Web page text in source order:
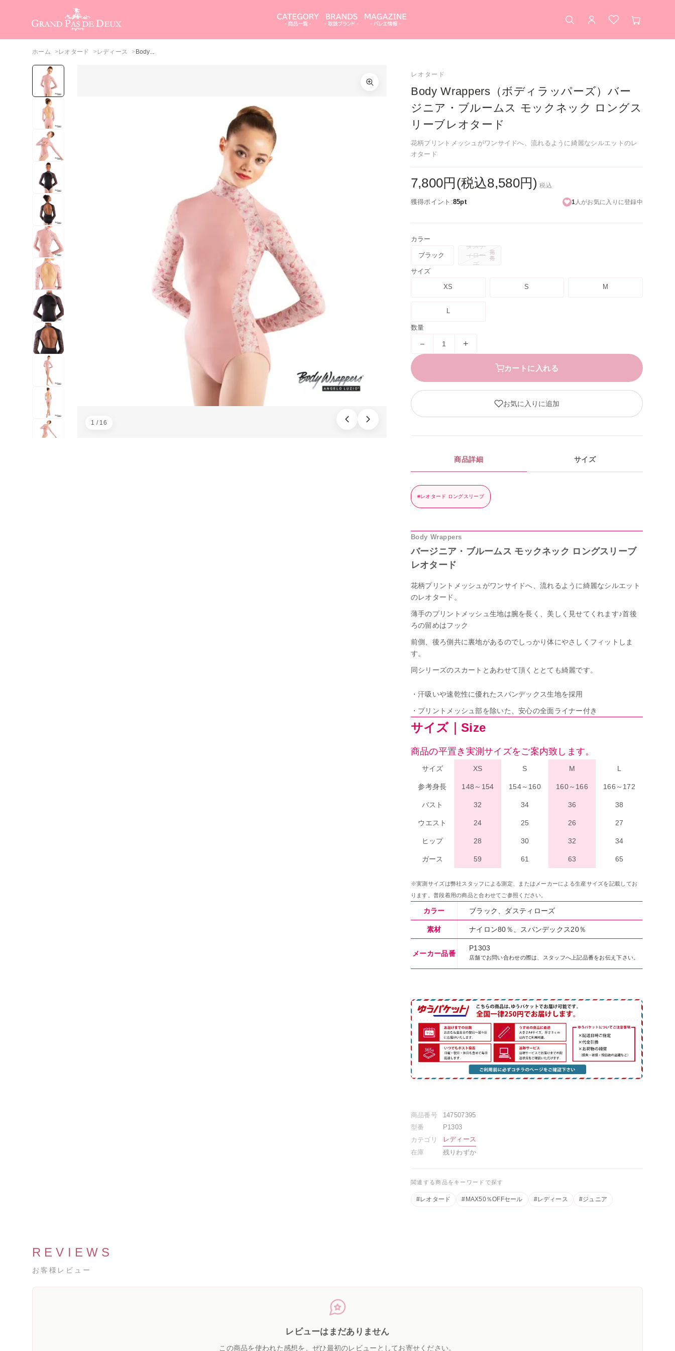
検索 アカウントお気に入り
カート
ダスティローズ
閉じる
買い物を続ける カートを見る
閉じる
ホーム レオタード レディース Body...
1 / 16
レオタード
Body Wrappers（ボディラッパーズ）バー
ジニア・ブルームス モックネック ロングス
リーブレオタード
花柄プリントメッシュがワンサイドへ、流れるように綺麗なシルエットのレ
オタード
7,800円(税込8,580円) 税込
獲得ポイント:85pt 1 人がお気に入りに登録中
カラー
ブラック
ダステ
ィロー
ズ
完
売
サイズ
XS S M
L
数量
－ +
カートに入れる
お気に入りに追加
商品詳細 サイズ
#レオタード ロングスリーブ
Body Wrappers
バージニア・ブルームス モックネック ロングスリーブ
レオタード
花柄プリントメッシュがワンサイドへ、流れるように綺麗なシルエット
のレオタード。
薄手のプリントメッシュ生地は腕を長く、美しく見せてくれます♪首後
ろの留めはフック
前側、後ろ側共に裏地があるのでしっかり体にやさしくフィットしま
す。
同シリーズのスカートとあわせて頂くととても綺麗です。
・汗吸いや速乾性に優れたスパンデックス生地を採用
・プリントメッシュ部を除いた、安心の全面ライナー付き
サイズ｜Size
商品の平置き実測サイズをご案内致します。
サイズ XS S M L
参考身長 148～154 154～160 160～166 166～172
バスト 32 34 36 38
ウエスト 24 25 26 27
ヒップ 28 30 32 34
ガース 59 61 63 65
※実測サイズは弊社スタッフによる測定、またはメーカーによる生産サイズを記載してお
ります。普段着用の商品と合わせてご参照ください。
カラー ブラック、ダスティローズ
素材 ナイロン80％、スパンデックス20％
メーカー品番
P1303
店舗でお問い合わせの際は、スタッフへ上記品番をお伝え下さい。
商品番号
147507395
型番
P1303
カテゴリ
レディース
在庫
残りわずか
関連する商品をキーワードで探す
#レオタード #MAX50％OFFセール #レディース #ジュニア
REVIEWS
お客様レビュー
レビューはまだありません
この商品を使われた感想を、ぜひ最初のレビューとしてお寄せください。